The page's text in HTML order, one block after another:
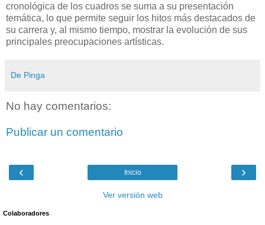
cronológica de los cuadros se suma a su presentación
temática, lo que permite seguir los hitos más destacados de
su carrera y, al mismo tiempo, mostrar la evolución de sus
principales preocupaciones artísticas.
De Pinga
No hay comentarios:
Publicar un comentario
‹ ›
Inicio
Ver versión web
Colaboradores